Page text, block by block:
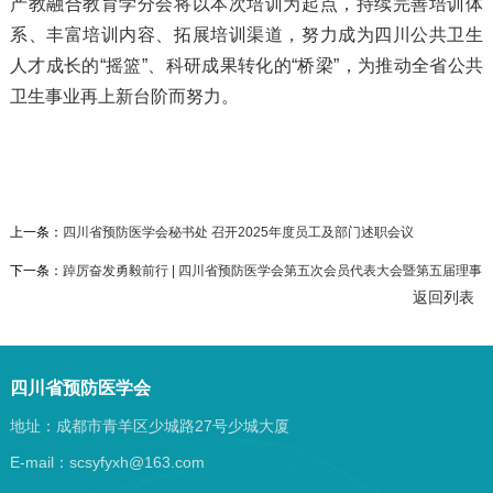
产教融合教育学分会将以本次培训为起点，持续完善培训体
系、丰富培训内容、拓展培训渠道，努力成为四川公共卫生
人才成长的“摇篮”、科研成果转化的“桥梁”，为推动全省公共
卫生事业再上新台阶而努力。
上一条： 四川省预防医学会秘书处 召开2025年度员工及部门述职会议
下一条： 踔厉奋发勇毅前行 | 四川省预防医学会第五次会员代表大会暨第五届理事
返回列表
四川省预防医学会
地址：成都市青羊区少城路27号少城大厦
E-mail：scsyfyxh@163.com